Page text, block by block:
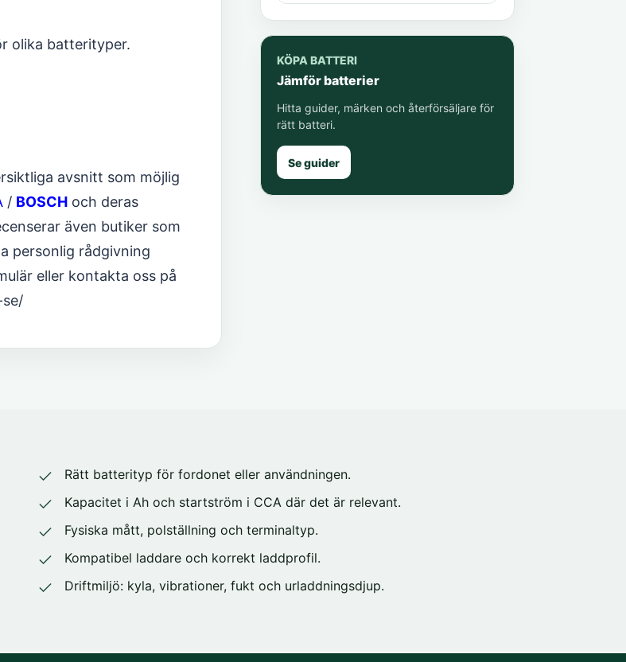
olika batterityper.
avsnitt som möjlig
/ BOSCH och deras
även butiker som
personlig rådgivning
eller kontakta oss på
KÖPA BATTERI
Jämför batterier
Hitta guider, märken och återförsäljare för
rätt batteri.
Se guider
Rätt batterityp för fordonet eller användningen.
Kapacitet i Ah och startström i CCA där det är relevant.
Fysiska mått, polställning och terminaltyp.
Kompatibel laddare och korrekt laddprofil.
Driftmiljö: kyla, vibrationer, fukt och urladdningsdjup.